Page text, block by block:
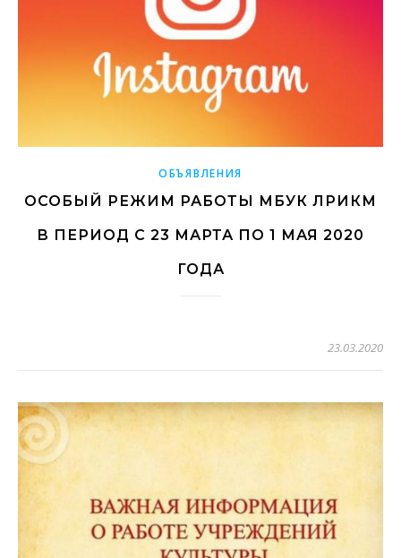
ОБЪЯВЛЕНИЯ
ОСОБЫЙ РЕЖИМ РАБОТЫ МБУК ЛРИКМ
В ПЕРИОД С 23 МАРТА ПО 1 МАЯ 2020
ГОДА
23.03.2020